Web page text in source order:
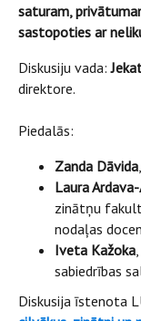
saturam,
sastopoties ar
Diskusiju vada:
direktore.
Piedalās:
Zanda Dāvida
Laura
zinātņu
nodaļas
Iveta Kažoka
sabiedrības
Diskusija īstenota